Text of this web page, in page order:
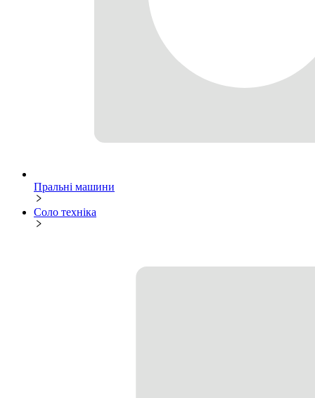
Пральні машини
Соло техніка